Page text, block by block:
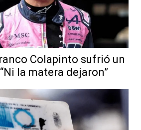
Colapinto sufrió un
la matera dejaron”